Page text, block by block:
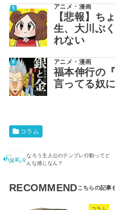
アニメ・漫画
【悲報】ち
生、大川ぶ
れない
アニメ・漫画
福本伸行の
言ってる奴
コラム
なろう主人公のテンプレ行動ってど
んな感じなん？
RECOMMEND
コラム